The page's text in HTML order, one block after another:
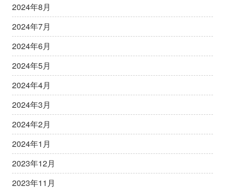
2024年8月
2024年7月
2024年6月
2024年5月
2024年4月
2024年3月
2024年2月
2024年1月
2023年12月
2023年11月